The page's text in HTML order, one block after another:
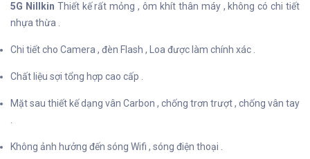
5G Nillkin Thiết kế rất mỏng , ôm khít thân máy , không có chi tiết
nhựa thừa .
Chi tiết cho Camera , đèn Flash , Loa được làm chính xác .
Chất liệu sợi tổng hợp cao cấp .
Mặt sau thiết kế dạng vân Carbon , chống trơn trượt , chống vân tay
.
Không ảnh hưởng đến sóng Wifi , sóng điện thoại .